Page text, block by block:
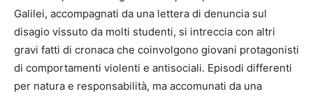
Galilei, accompagnati da una lettera di denuncia sul
disagio vissuto da molti studenti, si intreccia con altri
gravi fatti di cronaca che coinvolgono giovani protagonisti
di comportamenti violenti e antisociali. Episodi differenti
per natura e responsabilità, ma accomunati da una